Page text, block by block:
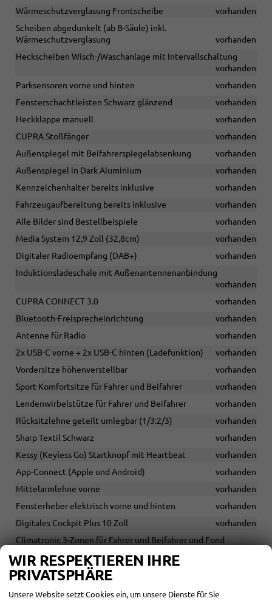
Wärmeschutzverglasung Frontscheibe
vorhanden
Scheiben abgedunkelt (ab B-Säule) inkl.
Wärmeschutzverglasung
vorhanden
Heckscheiben Wisch-/Waschanlage mit Intervallschaltung
vorhanden
Parksensoren vorne und hinten
vorhanden
Fensterschachtleisten Schwarz glänzend
vorhanden
Heckklappe manuell
vorhanden
CUPRA Stoßfänger
vorhanden
Außenspiegel mit Beifahrerspiegelabsenkung
vorhanden
Außenspiegel in Dark Aluminium
vorhanden
Kennzeichenhalter bereits inklusive
vorhanden
Fahrzeugaufbereitung bereits inklusive
vorhanden
Alle Bilder sind Bestellbeispiele
vorhanden
Media System 12,9 Zoll (32,8cm)
vorhanden
Digitaler Radioempfang (DAB+)
vorhanden
Induktionsladeschale mit Außenantennenanbindung
vorhanden
CUPRA CONNECT 3.0
vorhanden
Bluetooth-Freisprecheinrichtung
vorhanden
Antenne für Radio
vorhanden
2x USB-C vorne + 2x USB-C hinten (Ladefunktion)
vorhanden
Vordersitze höhenverstellbar
vorhanden
Sport-Komfortsitze für Fahrer und Beifahrer
vorhanden
Lendenwirbelstütze für Fahrer und Beifahrer
vorhanden
Rücksitzlehne geteilt umlegbar (1/3:2/3)
vorhanden
Sharp Textil Schwarz
vorhanden
Kessy (Keyless Go) Startknopf mit Heartbeat
vorhanden
App-Connect (Apple und Android)
vorhanden
Mittelarmlehne vorne
vorhanden
Fensterheber elektrisch vorne und hinten
vorhanden
Digitales Cockpit Plus 10 Zoll
vorhanden
Climatronic 3-Zonen für Fahrer und Beifahrer und Fond
Herstellergarantie 5 Jahre / 100.000 km
vorhanden
WIR RESPEKTIEREN IHRE
PRIVATSPHÄRE
Unsere Website setzt Cookies ein, um unsere Dienste für Sie